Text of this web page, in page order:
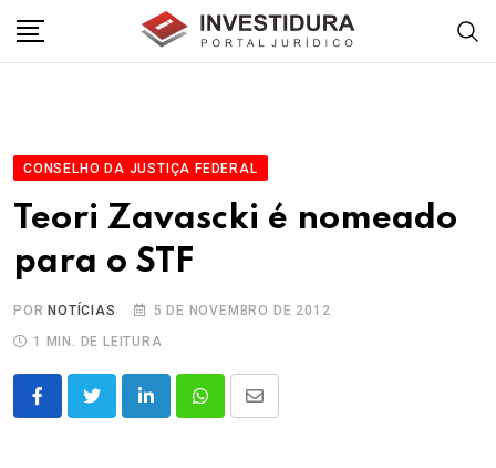
CONSELHO DA JUSTIÇA FEDERAL
Teori Zavascki é nomeado
para o STF
POR NOTÍCIAS
5 DE NOVEMBRO DE 2012
1 MIN. DE LEITURA
LinkedInWhatsappShare